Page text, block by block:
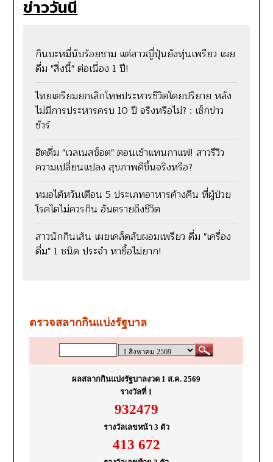
ข่าววันนี้
กินบะหมี่นับร้อยชาม แต่สาวญี่ปุ่นยังหุ่นเพรียว เผย
ดื่ม "สิ่งนี้" ต่อเนื่อง 1 ปี!
ไทยเตรียมยกเลิกโทษประหารชีวิตโดยปริยาย หลัง
ไม่มีการประหารครบ 10 ปี จริงหรือไม่? : เช็กข่าว
ชัวร์
ฮิตดื่ม "เวลเนสช็อต" ตอนเช้าแทนกาแฟ! สาวรีวิว
ความเปลี่ยนแปลง สุขภาพดีขึ้นจริงหรือ?
หมอไต้หวันเตือน 5 ประเภทอาหารค้างคืน ที่ผู้ป่วย
โรคไตไม่ควรกิน อันตรายถึงชีวิต
สาวนักกินเส้น เผยเคล็ดลับผอมเพรียว ดื่ม "เครื่อง
ดื่ม" 1 ชนิด ประจำ หาซื้อไม่ยาก!